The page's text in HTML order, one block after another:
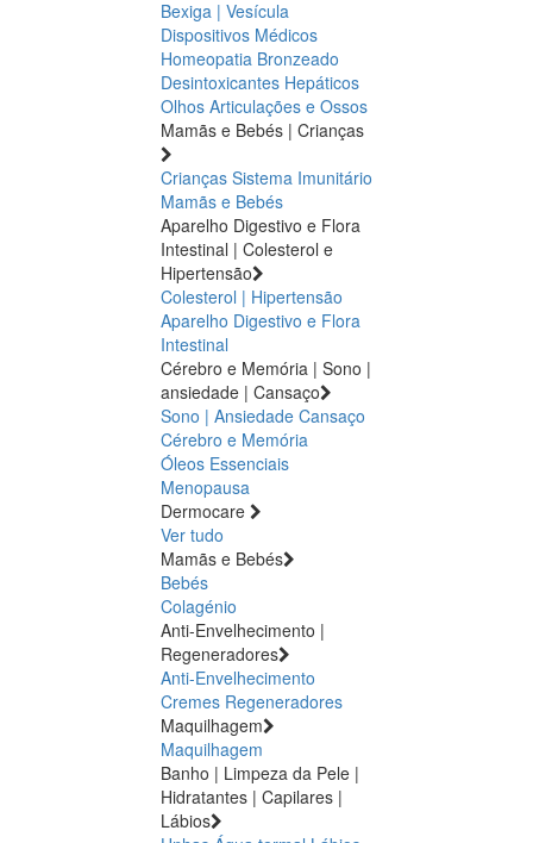
Bexiga | Vesícula
Dispositivos Médicos
Homeopatia Bronzeado
Desintoxicantes Hepáticos
Olhos Articulações e Ossos
Mamãs e Bebés | Crianças
Crianças Sistema Imunitário
Mamãs e Bebés
Aparelho Digestivo e Flora
Intestinal | Colesterol e
Hipertensão
Colesterol | Hipertensão
Aparelho Digestivo e Flora
Intestinal
Cérebro e Memória | Sono |
ansiedade | Cansaço
Sono | Ansiedade Cansaço
Cérebro e Memória
Óleos Essenciais
Menopausa
Dermocare
Ver tudo
Mamãs e Bebés
Bebés
Colagénio
Anti-Envelhecimento |
Regeneradores
Anti-Envelhecimento
Cremes Regeneradores
Maquilhagem
Maquilhagem
Banho | Limpeza da Pele |
Hidratantes | Capilares |
Lábios